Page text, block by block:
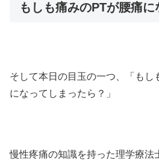
もしも痛みのPTが腰痛
そして本日の目玉の一つ、「もし
になってしまったら？」
慢性疼痛の知識を持った理学療法